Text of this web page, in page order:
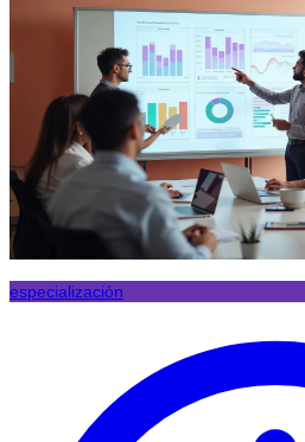
especialización